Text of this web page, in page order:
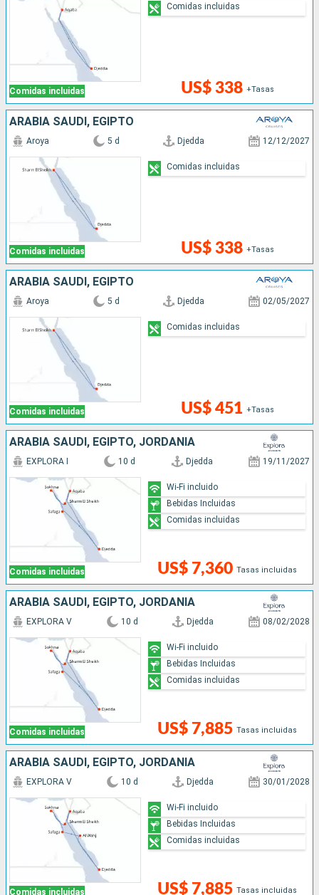
Comidas incluidas US$ 338 +Tasas
Comidas incluidas
ARABIA SAUDÍ, EGIPTO
Comidas incluidas
Aroya 5 d Djedda 12/12/2027
US$ 338 +Tasas
Comidas incluidas
ARABIA SAUDÍ, EGIPTO
Comidas incluidas
Aroya 5 d Djedda 02/05/2027
US$ 451 +Tasas
Comidas incluidas
ARABIA SAUDÍ, EGIPTO, JORDANIA
Comidas incluidas
EXPLORA I 10 d Djedda 19/11/2027
US$ 7,360 Tasas incluidas
Wi-Fi incluido
Bebidas Incluidas
Comidas incluidas
ARABIA SAUDÍ, EGIPTO, JORDANIA
Comidas incluidas
EXPLORA V 10 d Djedda 08/02/2028
US$ 7,885 Tasas incluidas
Wi-Fi incluido
Bebidas Incluidas
Comidas incluidas
ARABIA SAUDÍ, EGIPTO, JORDANIA
Comidas incluidas
EXPLORA V 10 d Djedda 30/01/2028
US$ 7,885 Tasas incluidas
Wi-Fi incluido
Bebidas Incluidas
Comidas incluidas